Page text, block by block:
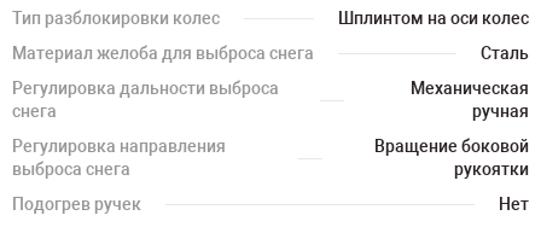
Тип разблокировки колес
Шплинтом на оси колес
Материал желоба для выброса снега
Сталь
Регулировка дальности выброса
снега
Механическая
ручная
Регулировка направления
выброса снега
Вращение боковой
рукоятки
Подогрев ручек
Нет